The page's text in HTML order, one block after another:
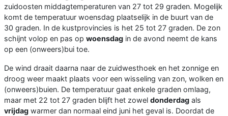
zuidoosten middagtemperaturen van 27 tot 29 graden. Mogelijk
komt de temperatuur woensdag plaatselijk in de buurt van de
30 graden. In de kustprovincies is het 25 tot 27 graden. De zon
schijnt volop en pas op woensdag in de avond neemt de kans
op een (onweers)bui toe.
De wind draait daarna naar de zuidwesthoek en het zonnige en
droog weer maakt plaats voor een wisseling van zon, wolken en
(onweers)buien. De temperatuur gaat enkele graden omlaag,
maar met 22 tot 27 graden blijft het zowel donderdag als
vrijdag warmer dan normaal eind juni het geval is. Doordat de